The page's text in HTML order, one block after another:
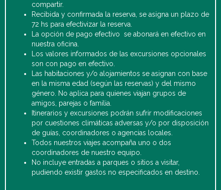
compartir.
Recibida y confirmada la reserva, se asigna un plazo de
72 hs para efectivizar la reserva.
La opción de pago efectivo se abonará en efectivo en
nuestra oficina.
Los valores informados de las excursiones opcionales
son con pago en efectivo.
Las habitaciones y/o alojamientos se asignan con base
en la misma edad (según las reservas) y del mismo
género. No aplica para quienes viajan grupos de
amigos, parejas o familia.
Itinerarios y excursiones podrán sufrir modificaciones
por cuestiones climáticas adversas y/o por disposición
de guías, coordinadores o agencias locales.
Todos nuestros viajes acompaña uno o dos
coordinadores de nuestro equipo.
No incluye entradas a parques o sitios a visitar,
pudiendo existir gastos no especificados en destino.